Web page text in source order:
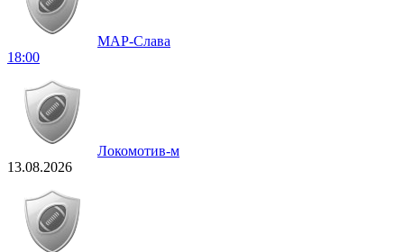
МАР-Слава
18:00
Локомотив-м
13.08.2026